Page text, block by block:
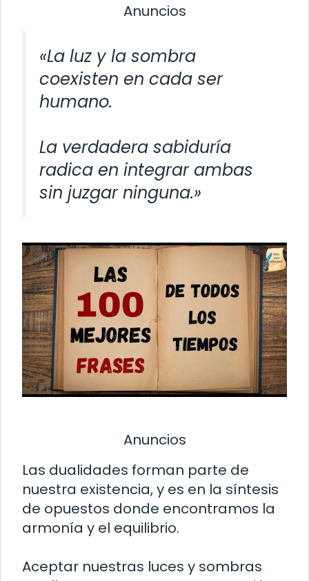
Anuncios
«La luz y la sombra
coexisten en cada ser
humano.
La verdadera sabiduría
radica en integrar ambas
sin juzgar ninguna.»
Anuncios
Las dualidades forman parte de
nuestra existencia, y es en la síntesis
de opuestos donde encontramos la
armonía y el equilibrio.
Aceptar nuestras luces y sombras